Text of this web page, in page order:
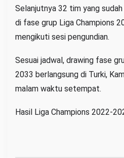
Selanjutnya 32 tim yang
di fase grup Liga Champions
mengikuti sesi pengundian.
Sesuai jadwal, drawing fase
2033 berlangsung di Turki,
malam waktu setempat.
Hasil Liga Champions 2022-